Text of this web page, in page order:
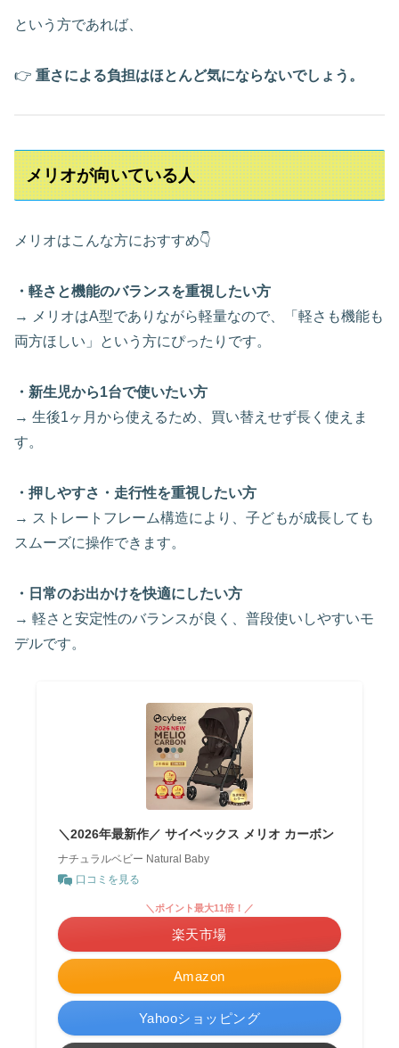
という方であれば、
👉 重さによる負担はほとんど気にならないでしょう。
メリオが向いている人
メリオはこんな方におすすめ👇
・軽さと機能のバランスを重視したい方
→ メリオはA型でありながら軽量なので、「軽さも機能も
両方ほしい」という方にぴったりです。
・新生児から1台で使いたい方
→ 生後1ヶ月から使えるため、買い替えせず長く使えま
す。
・押しやすさ・走行性を重視したい方
→ ストレートフレーム構造により、子どもが成長しても
スムーズに操作できます。
・日常のお出かけを快適にしたい方
→ 軽さと安定性のバランスが良く、普段使いしやすいモ
デルです。
＼2026年最新作／ サイベックス メリオ カーボン
ナチュラルベビー Natural Baby
口コミを見る
Amazon
＼ポイント最大11倍！／
楽天市場
Yahooショッピング